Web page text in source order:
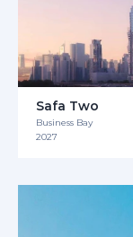
Safa Two
Business Bay
2027